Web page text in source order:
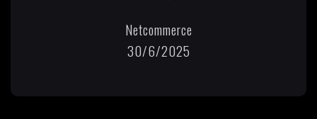
Netcommerce
30/6/2025